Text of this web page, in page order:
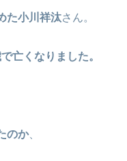
た小川祥汰さん。
亡くなりました。
のか、